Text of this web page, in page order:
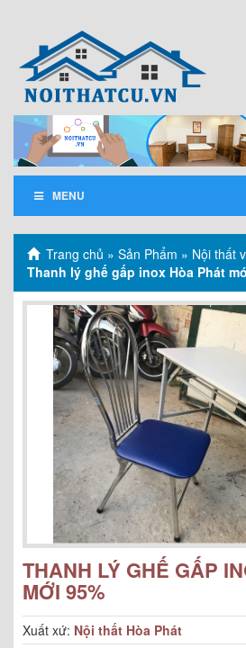
MENU
Trang chủ » Sản Phẩm » Nội thất
Thanh lý ghế gấp inox Hòa Phát
THANH LÝ GHẾ GẤP
MỚI 95%
Xuất xứ: Nội thất Hòa Phát